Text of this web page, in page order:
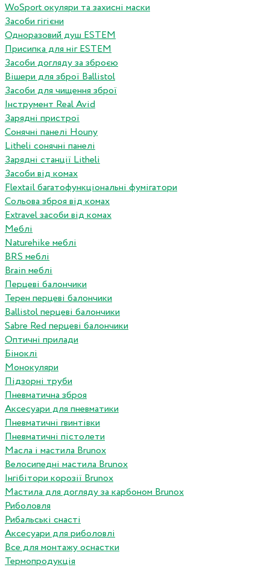
WoSport окуляри та захисні маски
Засоби гігієни
Одноразовий душ ESTEM
Присипка для ніг ESTEM
Засоби догляду за зброєю
Вішери для зброї Ballistol
Засоби для чищення зброї
Інструмент Real Avid
Зарядні пристрої
Сонячні панелі Houny
Litheli сонячні панелі
Зарядні станції Litheli
Засоби від комах
Flextail багатофункціональні фумігатори
Сольова зброя від комах
Extravel засоби від комах
Меблі
Naturehike меблі
BRS меблі
Brain меблі
Перцеві балончики
Терен перцеві балончики
Ballistol перцеві балончики
Sabre Red перцеві балончики
Оптичні прилади
Біноклі
Монокуляри
Підзорні труби
Пневматична зброя
Аксесуари для пневматики
Пневматичні гвинтівки
Пневматичні пістолети
Масла і мастила Brunox
Велосипедні мастила Brunox
Інгібітори корозії Brunox
Мастила для догляду за карбоном Brunox
Риболовля
Рибальські снасті
Аксесуари для риболовлі
Все для монтажу оснастки
Термопродукція